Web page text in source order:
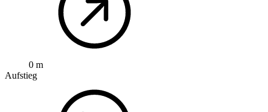
0 m
Aufstieg